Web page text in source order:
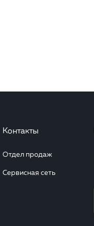
Контакты
Отдел продаж
Сервисная сеть